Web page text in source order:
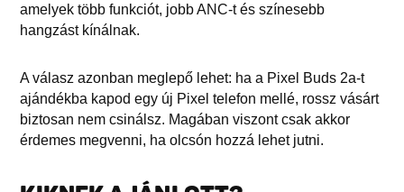
amelyek több funkciót, jobb ANC-t és színesebb
hangzást kínálnak.
A válasz azonban meglepő lehet: ha a Pixel Buds 2a-t
ajándékba kapod egy új Pixel telefon mellé, rossz vásárt
biztosan nem csinálsz. Magában viszont csak akkor
érdemes megvenni, ha olcsón hozzá lehet jutni.